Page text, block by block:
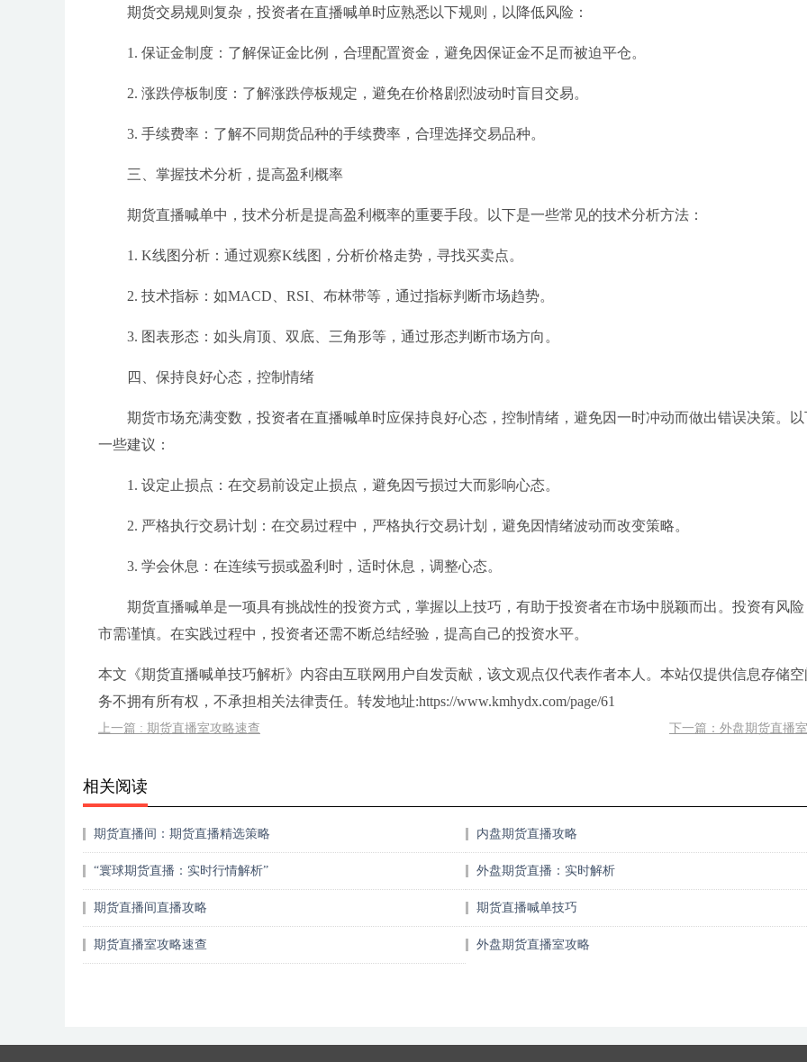
期货交易规则复杂，投资者在直播喊单时应熟悉以下规则，以降低风险：
1. 保证金制度：了解保证金比例，合理配置资金，避免因保证金不足而被迫平仓。
2. 涨跌停板制度：了解涨跌停板规定，避免在价格剧烈波动时盲目交易。
3. 手续费率：了解不同期货品种的手续费率，合理选择交易品种。
三、掌握技术分析，提高盈利概率
期货直播喊单中，技术分析是提高盈利概率的重要手段。以下是一些常见的技术分析方法：
1. K线图分析：通过观察K线图，分析价格走势，寻找买卖点。
2. 技术指标：如MACD、RSI、布林带等，通过指标判断市场趋势。
3. 图表形态：如头肩顶、双底、三角形等，通过形态判断市场方向。
四、保持良好心态，控制情绪
期货市场充满变数，投资者在直播喊单时应保持良好心态，控制情绪，避免因一时冲动而做出错误决策。以
一些建议：
1. 设定止损点：在交易前设定止损点，避免因亏损过大而影响心态。
2. 严格执行交易计划：在交易过程中，严格执行交易计划，避免因情绪波动而改变策略。
3. 学会休息：在连续亏损或盈利时，适时休息，调整心态。
期货直播喊单是一项具有挑战性的投资方式，掌握以上技巧，有助于投资者在市场中脱颖而出。投资有风险
市需谨慎。在实践过程中，投资者还需不断总结经验，提高自己的投资水平。
本文《期货直播喊单技巧解析》内容由互联网用户自发贡献，该文观点仅代表作者本人。本站仅提供信息存储空
务不拥有所有权，不承担相关法律责任。转发地址:https://www.kmhydx.com/page/61
上一篇 : 期货直播室攻略速查 下一篇：外盘期货直播
相关阅读
期货直播间：期货直播精选策略 内盘期货直播攻略
“寰球期货直播：实时行情解析” 外盘期货直播：实时解析
期货直播间直播攻略 期货直播喊单技巧
期货直播室攻略速查 外盘期货直播室攻略